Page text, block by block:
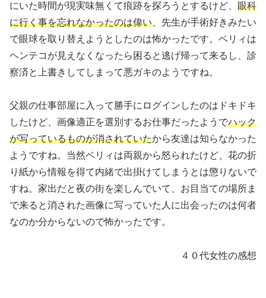
にいた時間が現実味無くて痕跡を探ろうとするけど、 眼科
に行く事を忘れなかったのは偉い 、先生が手術好きみたい
で眼球を取り替えようとしたのは怖かったです。ベリィは
ヘンテコが見えなくなったら困ると逃げ帰って来るし、診
察済と上書きしてしまって悪ガキのようですね。
父親の仕事部屋に入って勝手にログインしたのはドキドキ
したけど、画像適正を選別するお仕事だったようでハック
が写っているものが消されていたから友達は知らなかった
ようですね。当然ベリィは両親から怒られたけど、花の折
り紙から情報を得て内緒で出掛けてしまうとは懲りないで
すね。家出だと夜の街を楽しんでいて、お目当ての場所ま
で来ると消された画像に写っていた人に出会ったのは何者
なのか分からないので怖かったです。
４０代女性の感想